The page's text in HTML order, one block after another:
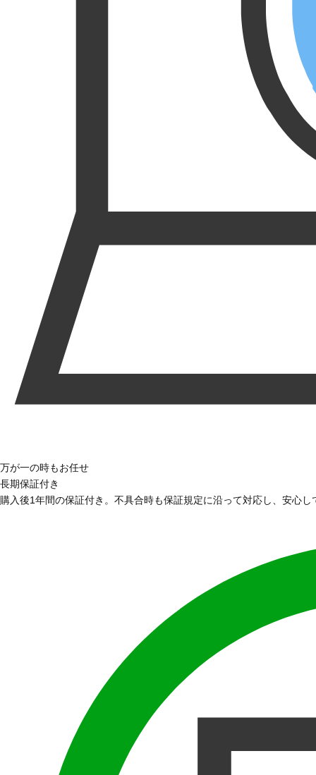
万が一の時もお任せ
長期保証付き
購入後1年間の保証付き。不具合時も保証規定に沿って対応し、安心